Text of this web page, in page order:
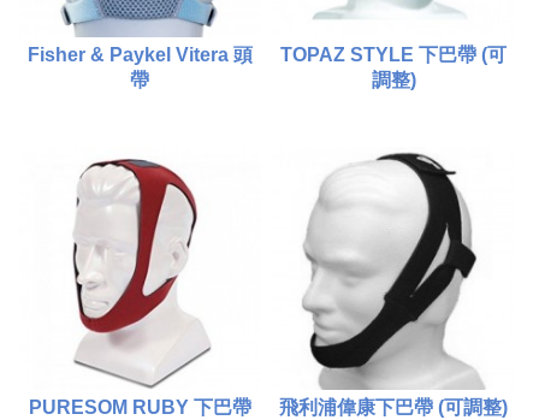
Fisher & Paykel Vitera 頭
帶
$480.00
比較
添加到購物車
TOPAZ STYLE 下巴帶 (可
調整)
$180.00
添加到購物車
PURESOM RUBY 下巴帶
飛利浦偉康下巴帶 (可調整)